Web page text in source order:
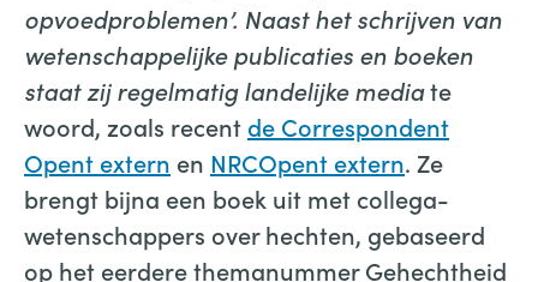
opvoedproblemen’. Naast het schrijven van
wetenschappelijke publicaties en boeken
staat zij regelmatig landelijke mediate
woord, zoals recent de Correspondent
Opent extern en NRCOpent extern. Ze
brengt bijna een boek uit met collega-
wetenschappers over hechten, gebaseerd
op het eerdere themanummer Gehechtheid